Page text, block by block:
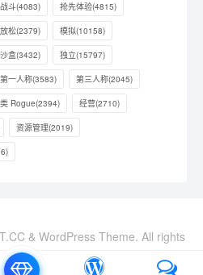
战斗(4083) 抢先体验(4815)
放松(2379) 模拟(10158)
沙盒(3432) 独立(15797)
第一人称(3583) 第三人称(2045)
类 Rogue(2394) 经营(2710)
资源管理(2019)
& WordPress Theme. All rights
XML地图 站长导航